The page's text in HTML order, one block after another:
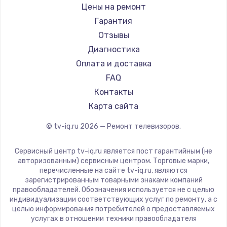
Замена видеокарты
1600 руб.
Ремонт разъема питания
880 руб.
Заказать
Замена видеочипа
Заказать
Замена северного моста
2600 руб.
Заказать
Daewoo
Centek
Telefunken
Hyundai
Doffler
Hiper
Grundig
HITACHI
Yandex
National
iFFALCON
Tuvio
Nord
Цены на ремонт
Гарантия
Отзывы
Диагностика
Оплата и доставка
FAQ
Контакты
Карта сайта
© tv-iq.ru 2026 — Ремонт телевизоров.
Сервисный центр tv-iq.ru является пост гарантийным (не
авторизованным) сервисным центром. Торговые марки,
перечисленные на сайте tv-iq.ru, являются
зарегистрированным товарными знаками компаний
правообладателей. Обозначения используется не с целью
индивидуализации соответствующих услуг по ремонту, а с
целью информирования потребителей о предоставляемых
услугах в отношении техники правообладателя